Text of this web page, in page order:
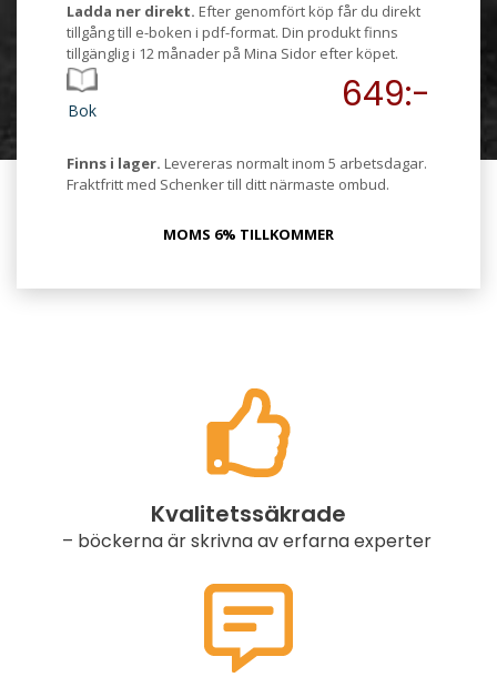
Ladda ner direkt. Efter genomfört köp får du direkt
tillgång till e-boken i pdf-format. Din produkt finns
tillgänglig i 12 månader på Mina Sidor efter köpet.
Bok 649:-
Finns i lager. Levereras normalt inom 5 arbetsdagar.
Fraktfritt med Schenker till ditt närmaste ombud.
MOMS 6% TILLKOMMER
Kvalitetssäkrade
– böckerna är skrivna av erfarna experter